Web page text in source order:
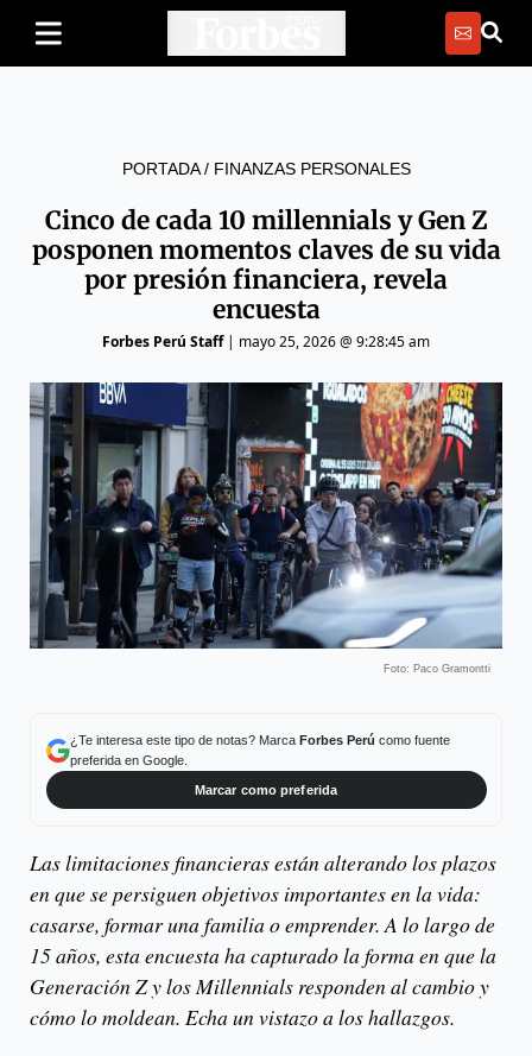
PORTADA/ FINANZAS PERSONALES
Cinco de cada 10 millennials y Gen Z
posponen momentos claves de su vida
por presión financiera, revela
encuesta
Forbes Perú Staff| mayo 25, 2026 @ 9:28:45 am
Foto: Paco Gramontti
¿Te interesa este tipo de notas? Marca Forbes Perú como fuente
preferida en Google.
Marcar como preferida
Las limitaciones financieras están alterando los plazos
en que se persiguen objetivos importantes en la vida:
casarse, formar una familia o emprender. A lo largo de
15 años, esta encuesta ha capturado la forma en que la
Generación Z y los Millennials responden al cambio y
cómo lo moldean. Echa un vistazo a los hallazgos.